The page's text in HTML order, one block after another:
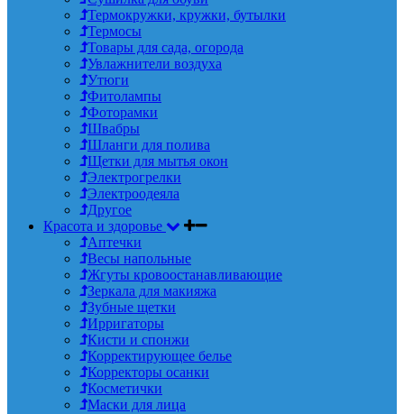
Термокружки, кружки, бутылки
Термосы
Товары для сада, огорода
Увлажнители воздуха
Утюги
Фитолампы
Фоторамки
Швабры
Шланги для полива
Щетки для мытья окон
Электрогрелки
Электроодеяла
Другое
Красота и здоровье
Аптечки
Весы напольные
Жгуты кровоостанавливающие
Зеркала для макияжа
Зубные щетки
Ирригаторы
Кисти и спонжи
Корректирующее белье
Корректоры осанки
Косметички
Маски для лица